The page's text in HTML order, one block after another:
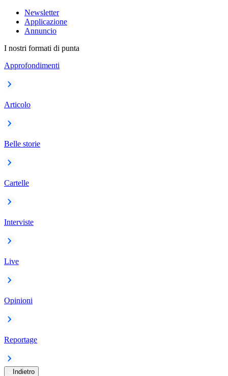
Newsletter
Applicazione
Annuncio
I nostri formati di punta
Approfondimenti
Articolo
Belle storie
Cartelle
Interviste
Live
Opinioni
Reportage
Indietro